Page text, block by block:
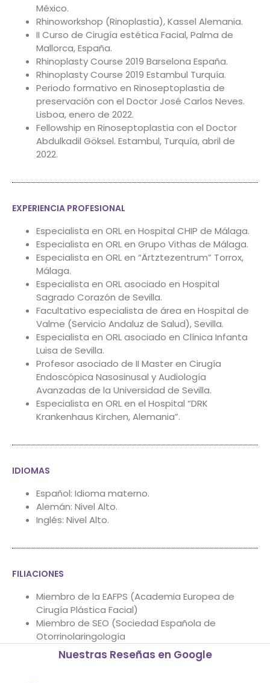
México.
Rhinoworkshop (Rinoplastia), Kassel Alemania.
II Curso de Cirugía estética Facial, Palma de
Mallorca, España.
Rhinoplasty Course 2019 Barselona España.
Rhinoplasty Course 2019 Estambul Turquía.
Periodo formativo en Rinoseptoplastia de
preservación con el Doctor José Carlos Neves.
Lisboa, enero de 2022.
Fellowship en Rinoseptoplastia con el Doctor
Abdulkadil Göksel. Estambul, Turquía, abril de
2022.
EXPERIENCIA PROFESIONAL
Especialista en ORL en Hospital CHIP de Málaga.
Especialista en ORL en Grupo Vithas de Málaga.
Especialista en ORL en “Ärtztezentrum” Torrox,
Málaga.
Especialista en ORL asociado en Hospital
Sagrado Corazón de Sevilla.
Facultativo especialista de área en Hospital de
Valme (Servicio Andaluz de Salud), Sevilla.
Especialista en ORL asociado en Clínica Infanta
Luisa de Sevilla.
Profesor asociado de II Master en Cirugía
Endoscópica Nasosinusal y Audiología
Avanzadas de la Universidad de Sevilla.
Especialista en ORL en el Hospital “DRK
Krankenhaus Kirchen, Alemania”.
IDIOMAS
Español: Idioma materno.
Alemán: Nivel Alto.
Inglés: Nivel Alto.
FILIACIONES
Miembro de la EAFPS (Academia Europea de
Cirugía Plástica Facial)
Miembro de SEO (Sociedad Española de
Otorrinolaringología
Nuestras Reseñas en Google